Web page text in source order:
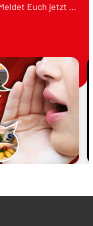
Euch jetzt …